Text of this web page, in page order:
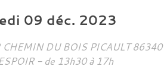
09 déc. 2023
DU BOIS PICAULT 86340
- de 13h30 à 17h